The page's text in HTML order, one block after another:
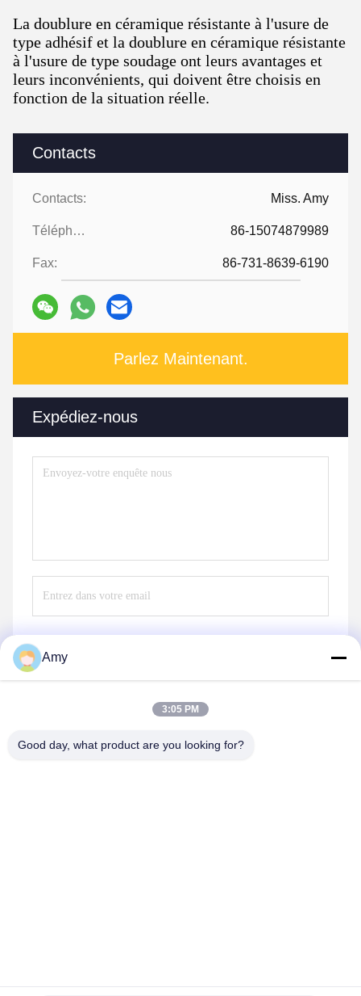
Contacts
Contacts: Miss. Amy
Téléphone: 86-15074879989
Fax: 86-731-8639-6190
Parlez Maintenant.
Expédiez-nous
La doublure en céramique résistante à l'usure de
type adhésif et la doublure en céramique résistante
à l'usure de type soudage ont leurs avantages et
leurs inconvénients, qui doivent être choisis en
fonction de la situation réelle.
Amy
3:05 PM
Good day, what product are you looking for?